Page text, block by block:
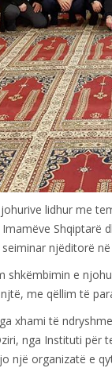
lidhur me
Shqiptarë
njëditorë
shkëmbimin e
me qëllim të
xhami të
nga Instituti për
një organizatë e